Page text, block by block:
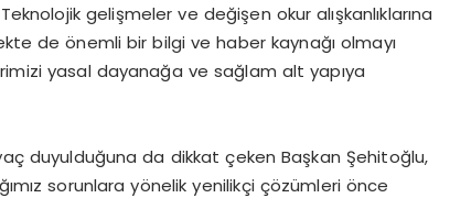
gelişmeler ve değişen okur alışkanlıklarına
de önemli bir bilgi ve haber kaynağı olmayı
yasal dayanağa ve sağlam alt yapıya
duyulduğuna da dikkat çeken Başkan Şehitoğlu,
sorunlara yönelik yenilikçi çözümleri önce